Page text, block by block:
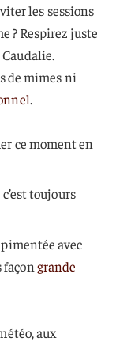
les sessions
? Respirez juste
de mimes ni
.
ce moment en
toujours
avec
façon grande
aux